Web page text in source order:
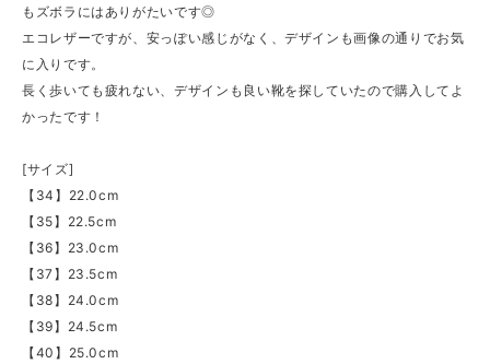
もズボラにはありがたいです◎
エコレザーですが、安っぽい感じがなく、デザインも画像の通りでお気
に入りです。
長く歩いても疲れない、デザインも良い靴を探していたので購入してよ
かったです！
[サイズ]
【34】22.0cm
【35】22.5cm
【36】23.0cm
【37】23.5cm
【38】24.0cm
【39】24.5cm
【40】25.0cm